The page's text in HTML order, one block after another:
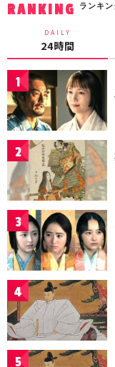
RANKING ランキ
DAILY
24時間
1
2
3
4
5